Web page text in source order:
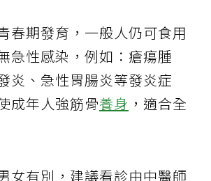
春期發育，一般人仍可食用
急性感染，例如：瘡瘍腫
炎、急性胃腸炎等發炎症
成年人強筋骨養身 ，適合全
女有別，建議看診由中醫師